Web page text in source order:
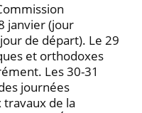
janvier (jour
de départ). Le 29
et orthodoxes
Les 30-31
journées
de la